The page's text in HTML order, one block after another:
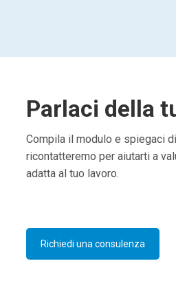
Parlaci della
Compila il modulo e spiegaci
ricontatteremo per aiutarti a
adatta al tuo lavoro.
Richiedi una consulenza